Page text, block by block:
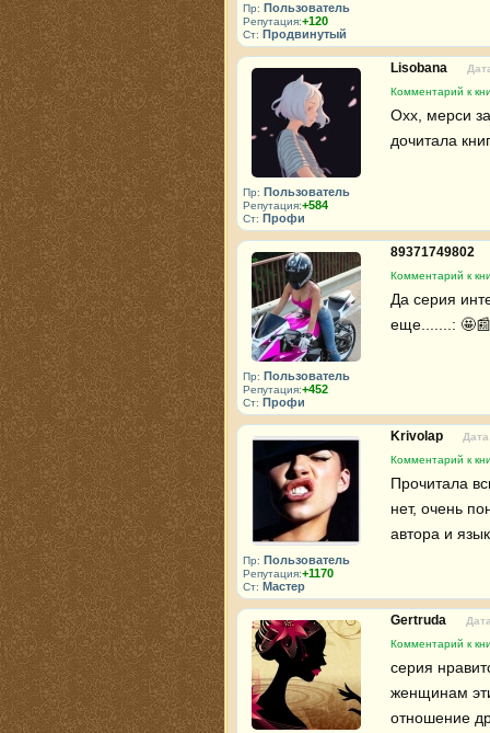
Пр: Пользователь
Репутация:+120
Ст: Продвинутый
Пр: Пользователь
Репутация:+584
Ст: Профи
Lisobana
Комментарий к
Охх, мерси
дочитала
Пр: Пользователь
Репутация:+452
Ст: Профи
89371749802
Комментарий к
Да серия
еще.......:
Пр: Пользователь
Репутация:+1170
Ст: Мастер
Krivolap
Комментарий к
Прочитала
нет, очень
автора и
Gertruda
Комментарий к
серия
женщинам
отношение